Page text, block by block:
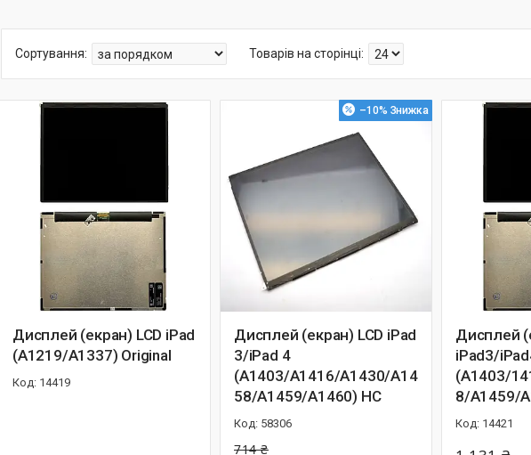
Дисплей (екран) LCD iPad
(A1219/A1337) Original
14419
–10%
Дисплей (екран) LCD iPad
3/iPad 4
(A1403/A1416/A1430/A14
58/A1459/A1460) HC
58306
714 ₴
Дисплей
iPad3/
(A1403/
8/A1459/
14421